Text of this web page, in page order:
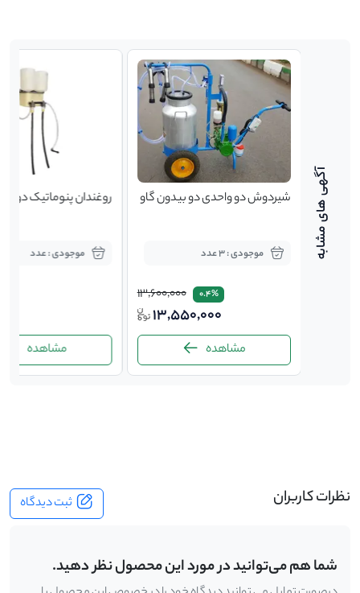
شیردوش دو واحدی دو بیدون گاو
موجودی : 3 عدد
0.4%
13,600,000
13,550,000
مشاهده
روغندان پنوماتیک دو
موجودی : عدد
مشاهده
نظرات کاربران ثبت دیدگاه
شما هم می‌توانید در مورد این محصول نظر دهید.